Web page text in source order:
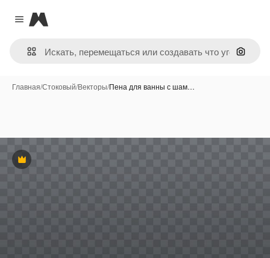
Close menu
Magnific
Поиск
Главная/Стоковый/Векторы/Пена для ванны с шам…
Премиум